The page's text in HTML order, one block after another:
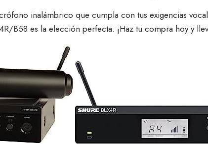
inalámbrico que cumpla con tus exigencias
B58 es la elección perfecta. ¡Haz tu compra hoy y